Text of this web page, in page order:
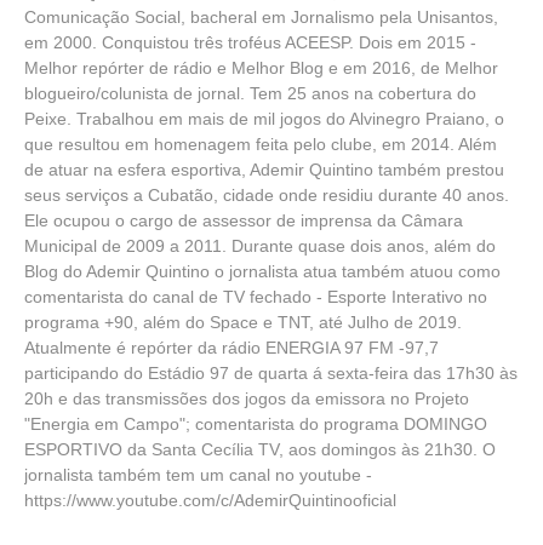
Comunicação Social, bacheral em Jornalismo pela Unisantos,
em 2000. Conquistou três troféus ACEESP. Dois em 2015 -
Melhor repórter de rádio e Melhor Blog e em 2016, de Melhor
blogueiro/colunista de jornal. Tem 25 anos na cobertura do
Peixe. Trabalhou em mais de mil jogos do Alvinegro Praiano, o
que resultou em homenagem feita pelo clube, em 2014. Além
de atuar na esfera esportiva, Ademir Quintino também prestou
seus serviços a Cubatão, cidade onde residiu durante 40 anos.
Ele ocupou o cargo de assessor de imprensa da Câmara
Municipal de 2009 a 2011. Durante quase dois anos, além do
Blog do Ademir Quintino o jornalista atua também atuou como
comentarista do canal de TV fechado - Esporte Interativo no
programa +90, além do Space e TNT, até Julho de 2019.
Atualmente é repórter da rádio ENERGIA 97 FM -97,7
participando do Estádio 97 de quarta á sexta-feira das 17h30 às
20h e das transmissões dos jogos da emissora no Projeto
"Energia em Campo"; comentarista do programa DOMINGO
ESPORTIVO da Santa Cecília TV, aos domingos às 21h30. O
jornalista também tem um canal no youtube -
https://www.youtube.com/c/AdemirQuintinooficial